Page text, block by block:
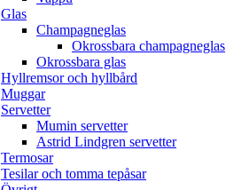
Glas
Champagneglas
Okrossbara champagneglas
Okrossbara glas
Hyllremsor och hyllbård
Muggar
Servetter
Mumin servetter
Astrid Lindgren servetter
Termosar
Tesilar och tomma tepåsar